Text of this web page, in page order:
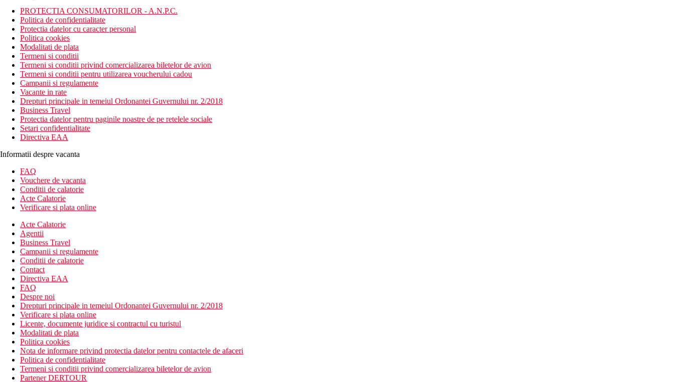
PROTECTIA CONSUMATORILOR - A.N.P.C.
Politica de confidentialitate
Protectia datelor cu caracter personal
Politica cookies
Modalitati de plata
Termeni si conditii
Termeni si conditii privind comercializarea biletelor de avion
Termeni si conditii pentru utilizarea voucherului cadou
Campanii si regulamente
Vacante in rate
Drepturi principale in temeiul Ordonantei Guvernului nr. 2/2018
Business Travel
Protectia datelor pentru paginile noastre de pe retelele sociale
Setari confidentialitate
Directiva EAA
Informatii despre vacanta
FAQ
Vouchere de vacanta
Conditii de calatorie
Acte Calatorie
Verificare si plata online
Acte Calatorie
Agentii
Business Travel
Campanii si regulamente
Conditii de calatorie
Contact
Directiva EAA
FAQ
Despre noi
Drepturi principale in temeiul Ordonantei Guvernului nr. 2/2018
Verificare si plata online
Licente, documente juridice si contractul cu turistul
Modalitati de plata
Politica cookies
Nota de informare privind protectia datelor pentru contactele de afaceri
Politica de confidentialitate
Termeni si conditii privind comercializarea biletelor de avion
Partener DERTOUR